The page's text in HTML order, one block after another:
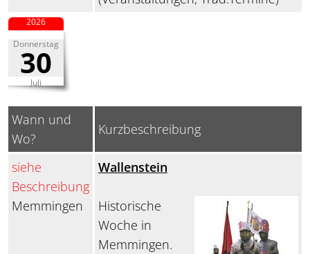
Donnerstag
30
Juli
2026
Wann und
Wo?
Kurzbeschreibung
siehe
Beschreibung
Memmingen
Wallenstein
Historische
Woche in
Memmingen.